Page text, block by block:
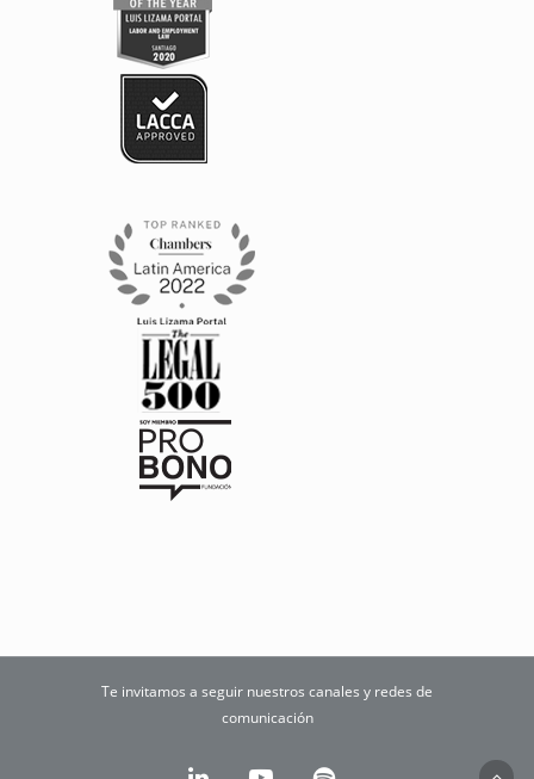
Te invitamos a seguir nuestros canales y redes de
comunicación